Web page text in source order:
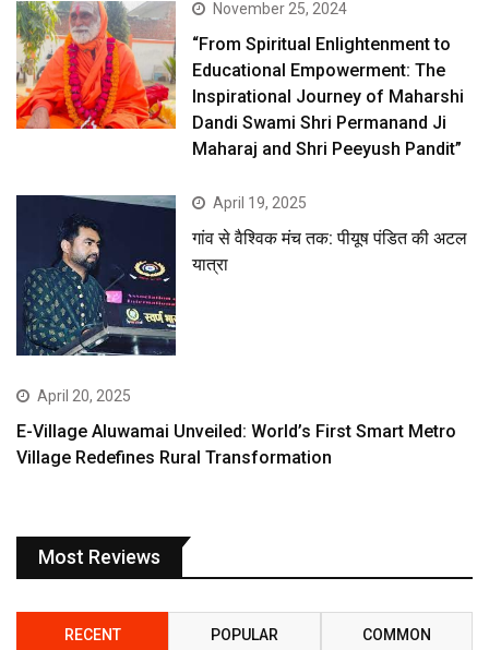
November 25, 2024
“From Spiritual Enlightenment to
Educational Empowerment: The
Inspirational Journey of Maharshi
Dandi Swami Shri Permanand Ji
Maharaj and Shri Peeyush Pandit”
April 19, 2025
गांव से वैश्विक मंच तक: पीयूष पंडित की अटल
यात्रा
April 20, 2025
E-Village Aluwamai Unveiled: World’s First Smart Metro
Village Redefines Rural Transformation
Most Reviews
RECENT POPULAR COMMON